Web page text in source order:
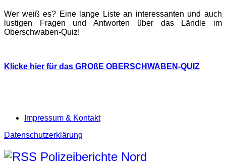
Wer weiß es? Eine lange Liste an interessanten und auch
lustigen Fragen und Antworten über das Ländle im
Oberschwaben-Quiz!
Klicke hier für das GROßE OBERSCHWABEN-QUIZ
Impressum & Kontakt
Datenschutzerklärung
Polizeiberichte Nord